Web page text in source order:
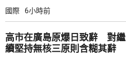
國際 6小時前
高市在廣島原爆日致辭 對繼
續堅持無核三原則含糊其辭